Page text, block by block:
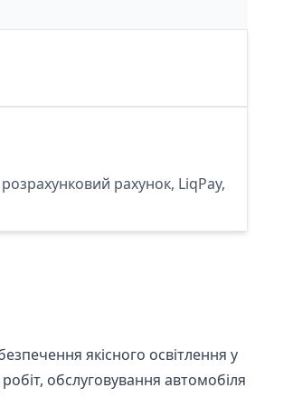
рахунок, LiqPay,
якісного освітлення у
обслуговування автомобіля